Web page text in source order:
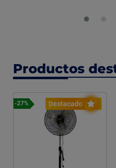
Productos
Destacado
-27%